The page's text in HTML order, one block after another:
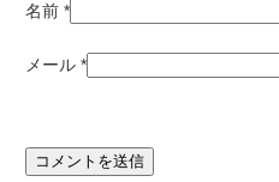
名前 *
メール *